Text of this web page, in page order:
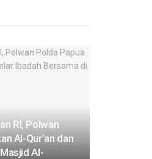
RI, Polwan
Al-Qur’an dan
Al-